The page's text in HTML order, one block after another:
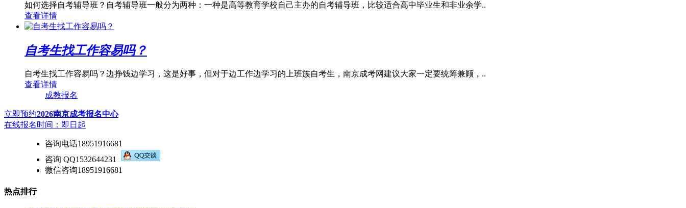
如何选择自考辅导班？自考辅导班一般分为两种：一种是高等教育学校自己主办的自考辅导班，比较适合高中毕业生和非业余学..
查看详情
自考生找工作容易吗？
自考生找工作容易吗？边挣钱边学习，这是好事，但对于边工作边学习的上班族自考生，南京成考网建议大家一定要统筹兼顾，..
查看详情
成教报名
立即预约2026南京成考报名中心
在线报名时间：即日起
咨询电话18951916681
咨询 QQ1532644231
微信咨询18951916681
热点排行